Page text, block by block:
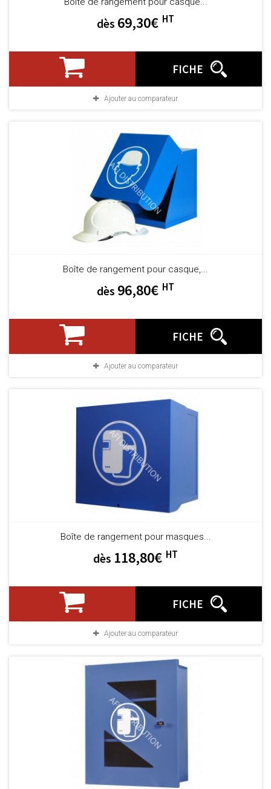
dès 69,30€ HT
FICHE
Ajouter au comparateur
Boîte de rangement pour casque,...
dès 96,80€ HT
FICHE
Ajouter au comparateur
Boîte de rangement pour masques...
dès 118,80€ HT
FICHE
Ajouter au comparateur